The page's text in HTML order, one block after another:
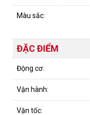
Màu sắc:
ĐẶC ĐIỂM
Động cơ:
Vận hành:
Vận tốc: